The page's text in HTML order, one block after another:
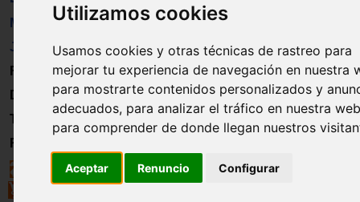
Utilizamos cookies
Usamos cookies y otras técnicas de rastreo para
mejorar tu experiencia de navegación en nuestra
para mostrarte contenidos personalizados y
adecuados, para analizar el tráfico en nuestra
para comprender de donde llegan nuestros
Aceptar Renuncio Configurar
Material
Juguetes
Formación
Directorio
Trabajo
Registro